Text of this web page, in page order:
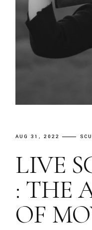
AUG 31, 2022
LIVE
: THE
OF